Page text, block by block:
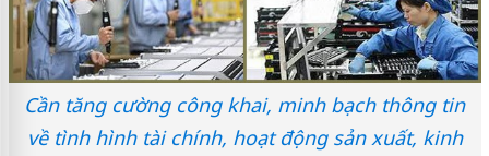
Cần tăng cường công khai, minh bạch thông tin
về tình hình tài chính, hoạt động sản xuất, kinh